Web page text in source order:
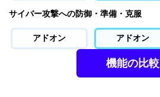
サイバー攻撃への防御・準備・克服
アドオン
アドオン
機能の比較